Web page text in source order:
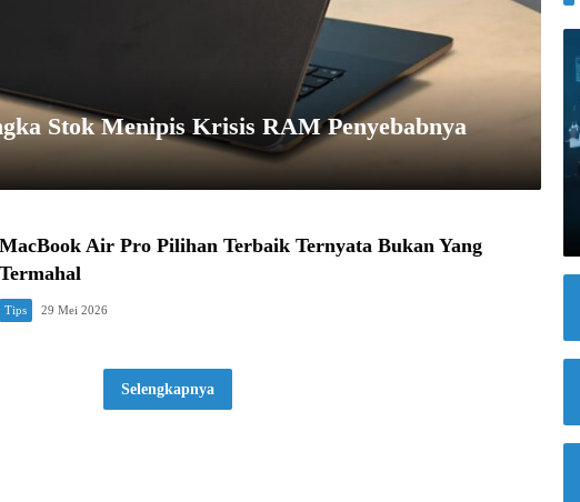
Stok Menipis Krisis RAM Penyebabnya
MacBook Air Pro Pilihan Terbaik Ternyata Bukan Yang
Termahal
Tips 29 Mei 2026
Selengkapnya